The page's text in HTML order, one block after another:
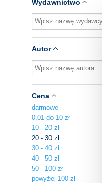
Wydawnictwo
Autor
Cena
darmowe
0,01 do 10 zł
10 - 20 zł
20 - 30 zł
30 - 40 zł
40 - 50 zł
50 - 100 zł
powyżej 100 zł